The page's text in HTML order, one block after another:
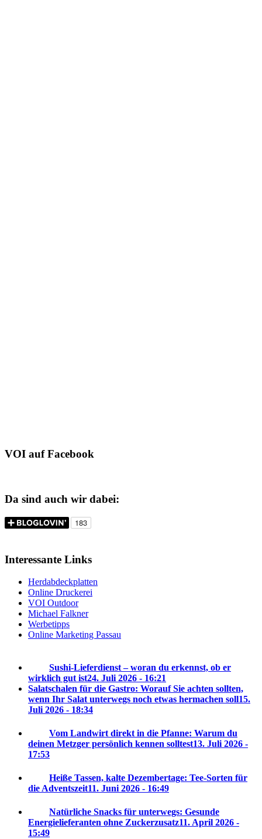
VOI auf Facebook
Da sind auch wir dabei:
Interessante Links
Herdabdeckplatten
Online Druckerei
VOI Outdoor
Michael Falkner
Werbetipps
Online Marketing Passau
Sushi-Lieferdienst – woran du erkennst, ob er
wirklich gut ist24. Juli 2026 - 16:21
Salatschalen für die Gastro: Worauf Sie achten sollten,
wenn Ihr Salat unterwegs noch etwas hermachen soll15.
Juli 2026 - 18:34
Vom Landwirt direkt in die Pfanne: Warum du
deinen Metzger persönlich kennen solltest13. Juli 2026 -
17:53
Heiße Tassen, kalte Dezembertage: Tee-Sorten für
die Adventszeit11. Juni 2026 - 16:49
Natürliche Snacks für unterwegs: Gesunde
Energielieferanten ohne Zuckerzusatz11. April 2026 -
15:49